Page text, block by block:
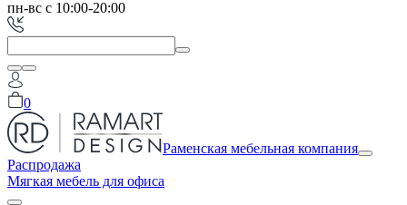
пн-вс с 10:00-20:00
0
Раменская мебельная компания
Распродажа
Мягкая мебель для офиса